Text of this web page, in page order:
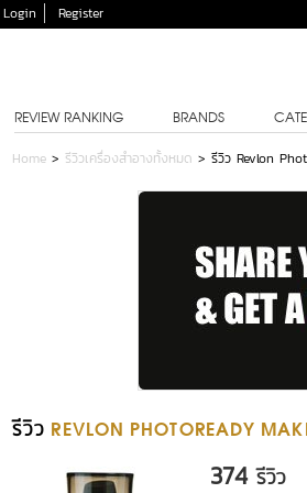
Login Register
REVIEW RANKING BRANDS
Home > รีวิวเครื่องสำอางทั้งหมด > รีวิว Revlon
รีวิว REVLON PHOTOREADY
374 รีวิว